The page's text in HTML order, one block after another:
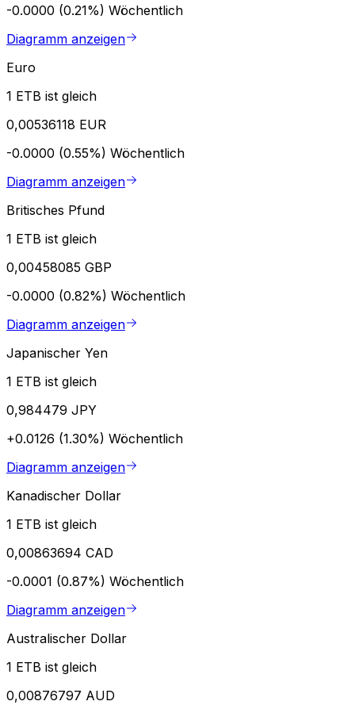
-0.0000 (0.21%) Wöchentlich
Diagramm anzeigen
Euro
1 ETB ist gleich
0,00536118 EUR
-0.0000 (0.55%) Wöchentlich
Diagramm anzeigen
Britisches Pfund
1 ETB ist gleich
0,00458085 GBP
-0.0000 (0.82%) Wöchentlich
Diagramm anzeigen
Japanischer Yen
1 ETB ist gleich
0,984479 JPY
+0.0126 (1.30%) Wöchentlich
Diagramm anzeigen
Kanadischer Dollar
1 ETB ist gleich
0,00863694 CAD
-0.0001 (0.87%) Wöchentlich
Diagramm anzeigen
Australischer Dollar
1 ETB ist gleich
0,00876797 AUD